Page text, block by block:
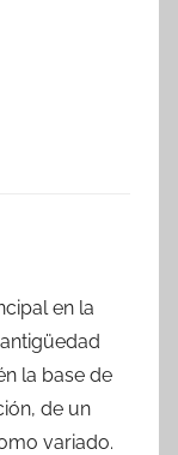
en la
la base de
de un
variado.